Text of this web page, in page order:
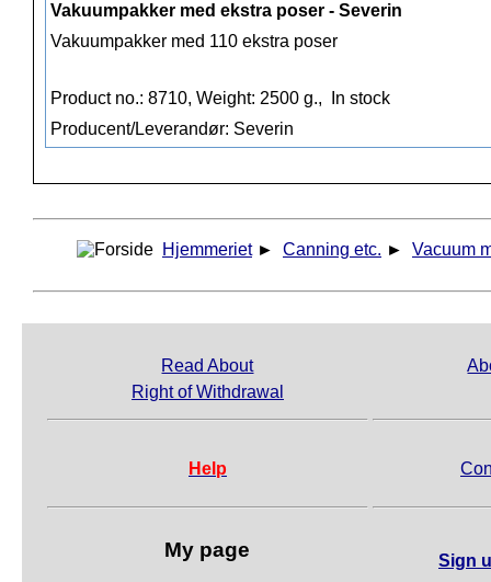
Vakuumpakker med ekstra poser - Severin
Vakuumpakker med 110 ekstra poser
Product no.: 8710, Weight: 2500 g.,
In stock
Producent/Leverandør: Severin
Hjemmeriet ► Canning etc. ► Vacuum
Read About
Right of Withdrawal
Help
My page Sign